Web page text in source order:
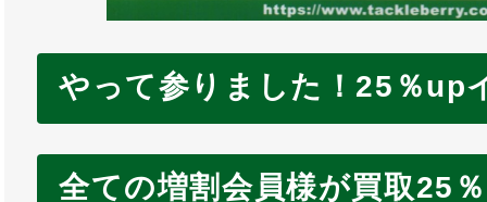
やって参りました！25％up
全ての増割会員様が買取25